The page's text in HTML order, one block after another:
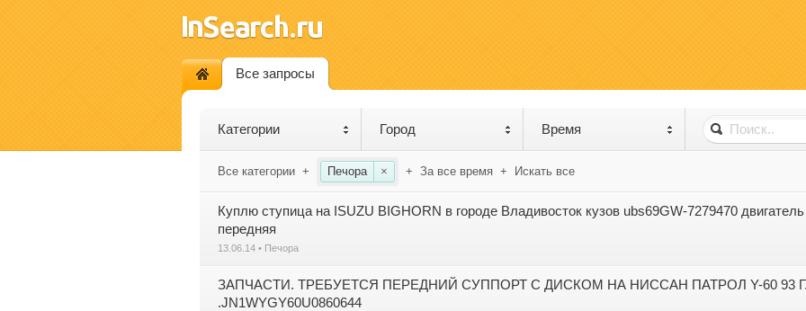
Все запросы
Категории Город Время
Все категории + Печора × + За все время + Искать все
Куплю ступица на ISUZU BIGHORN в городе Владивосток кузов ubs69GW-7279470
передняя
13.06.14 • Печора
ЗАПЧАСТИ. ТРЕБУЕТСЯ ПЕРЕДНИЙ СУППОРТ С ДИСКОМ НА НИССАН ПАТРОЛ Y-60 93
.JN1WYGY60U0860644